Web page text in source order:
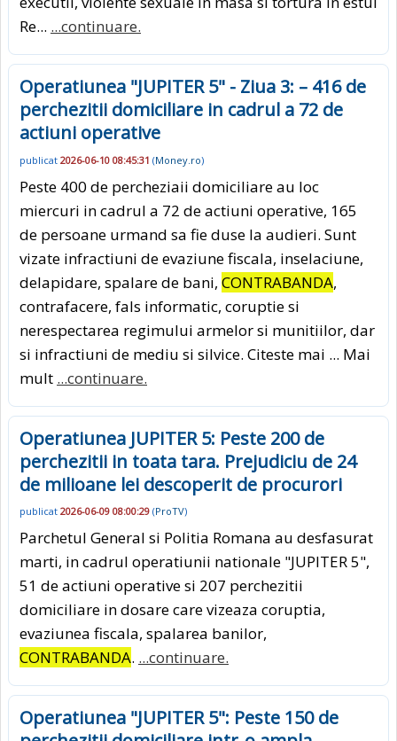
Re... ...continuare.
Operatiunea "JUPITER 5" - Ziua 3: – 416 de
perchezitii domiciliare in cadrul a 72 de
actiuni operative
publicat 2026-06-10 08:45:31 (Money.ro)
Peste 400 de percheziaii domiciliare au loc
miercuri in cadrul a 72 de actiuni operative, 165
de persoane urmand sa fie duse la audieri. Sunt
vizate infractiuni de evaziune fiscala, inselaciune,
delapidare, spalare de bani, CONTRABANDA,
contrafacere, fals informatic, coruptie si
nerespectarea regimului armelor si munitiilor, dar
si infractiuni de mediu si silvice. Citeste mai ... Mai
mult ...continuare.
Operatiunea JUPITER 5: Peste 200 de
perchezitii in toata tara. Prejudiciu de 24
de milioane lei descoperit de procurori
publicat 2026-06-09 08:00:29 (ProTV)
Parchetul General si Politia Romana au desfasurat
marti, in cadrul operatiunii nationale "JUPITER 5",
51 de actiuni operative si 207 perchezitii
domiciliare in dosare care vizeaza coruptia,
evaziunea fiscala, spalarea banilor,
CONTRABANDA. ...continuare.
Operatiunea "JUPITER 5": Peste 150 de